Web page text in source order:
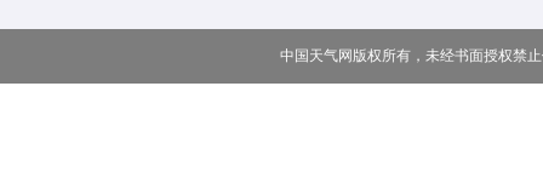
中国天气网版权所有，未经书面授权